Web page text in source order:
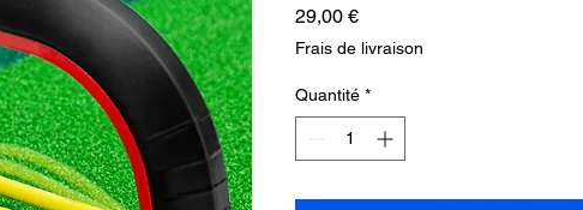
29,00 €Prix
Frais de livraison
Quantité *